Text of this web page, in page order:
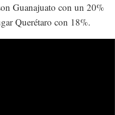
Guanajuato con un 20%
Querétaro con 18%.